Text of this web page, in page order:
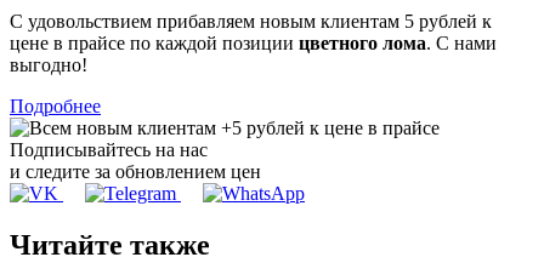
С удовольствием прибавляем новым клиентам 5 рублей к
цене в прайсе по каждой позиции цветного лома. С нами
выгодно!
Подробнее
Подписывайтесь на нас
и следите за обновлением цен
Читайте также